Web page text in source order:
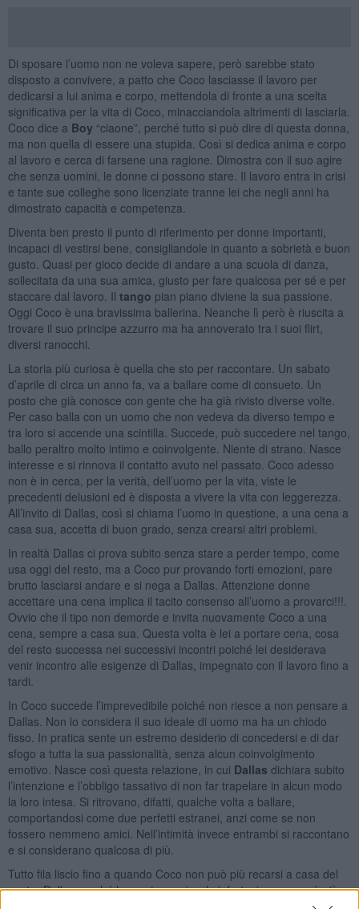
Di sposare l’uomo non ne voleva sapere, però sarebbe stato
disposto a convivere, a patto che Coco lasciasse il lavoro per
dedicarsi a lui anima e corpo, mettendola di fronte a una scelta
significativa per la vita di Coco, minacciandola altrimenti di lasciarla.
Coco dice a Boy “ciaone”, perché tutto si può dire di questa donna,
ma non quella di essere una stupida. Così si dedica anima e corpo
al lavoro e cerca di farsene una ragione. Dimostra con il suo agire
che senza uomini, le donne ci possono stare. Il lavoro entra in crisi
e tante sue colleghe sono licenziate tranne lei che negli anni ha
dimostrato capacità e competenza.
Diventa ben presto il punto di riferimento per donne importanti,
incapaci di vestirsi bene, consigliandole in quanto a sobrietà e buon
gusto. Quasi per gioco decide di andare a una scuola di danza,
sollecitata da una sua amica, giusto per fare qualcosa per sé e per
staccare dal lavoro. Il tango pian piano diviene la sua passione.
Oggi Coco è una bravissima ballerina. Neanche lì però è riuscita a
trovare il suo principe azzurro ma ha annoverato tra i suoi flirt,
diversi ranocchi.
La storia più curiosa è quella che sto per raccontare. Un sabato
d’aprile di circa un anno fa, va a ballare come di consueto. Un
posto che già conosce con gente che ha già rivisto diverse volte.
Per caso balla con un uomo che non vedeva da diverso tempo e
tra loro si accende una scintilla. Succede, può succedere nel tango,
ballo peraltro molto intimo e coinvolgente. Niente di strano. Nasce
interesse e si rinnova il contatto avuto nel passato. Coco adesso
non è in cerca, per la verità, dell’uomo per la vita, viste le
precedenti delusioni ed è disposta a vivere la vita con leggerezza.
All’invito di Dallas, così si chiama l’uomo in questione, a una cena a
casa sua, accetta di buon grado, senza crearsi altri problemi.
In realtà Dallas ci prova subito senza stare a perder tempo, come
usa oggi del resto, ma a Coco pur provando forti emozioni, pare
brutto lasciarsi andare e si nega a Dallas. Attenzione donne
accettare una cena implica il tacito consenso all’uomo a provarci!!!.
Ovvio che il tipo non demorde e invita nuovamente Coco a una
cena, sempre a casa sua. Questa volta è lei a portare cena, cosa
del resto successa nei successivi incontri poiché lei desiderava
venir incontro alle esigenze di Dallas, impegnato con il lavoro fino a
tardi.
In Coco succede l’imprevedibile poiché non riesce a non pensare a
Dallas. Non lo considera il suo ideale di uomo ma ha un chiodo
fisso. In pratica sente un estremo desiderio di concedersi e di dar
sfogo a tutta la sua passionalità, senza alcun coinvolgimento
emotivo. Nasce così questa relazione, in cui Dallas dichiara subito
l’intenzione e l’obbligo tassativo di non far trapelare in alcun modo
la loro intesa. Si ritrovano, difatti, qualche volta a ballare,
comportandosi come due perfetti estranei, anzi come se non
fossero nemmeno amici. Nell’intimità invece entrambi si raccontano
e si considerano qualcosa di più.
Tutto fila liscio fino a quando Coco non può più recarsi a casa del
nostro Dallas perché ha avuto un piccolo infortunio e non può più